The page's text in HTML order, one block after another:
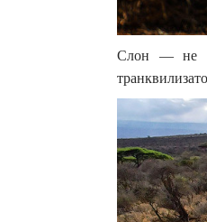
Слон — не